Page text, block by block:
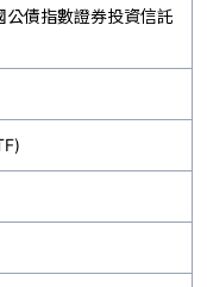
債指數證券投資信託